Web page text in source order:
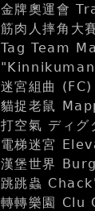
金牌奧運會
筋肉人摔角大
Tag Team
迷宮組曲 (FC)
貓捉老鼠
打空氣 ディ
電梯迷宮
漢堡世界
跳跳蟲
轉轉樂園 Clu